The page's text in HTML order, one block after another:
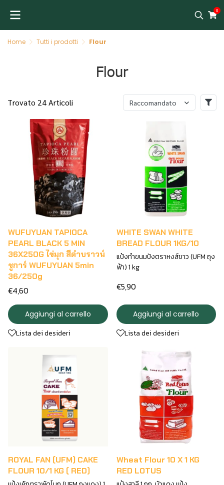
0
Home Tutti i prodotti Flour
Flour
Trovato 24 Articoli Raccomandato
WUFUYUAN TAPIOCA
PEARL BLACK 5 MIN
36X250G ไข่มุก สีดำบราวน์
ชูการ์ WUFUYUAN 5min
36/250g
€4,60
Aggiungi al carrello
Lista dei desideri
WHITE SWAN WHITE
BREAD FLOUR 1KG/10
แป้งทำขนมปังตราหงส์ขาว (UFM ถุง
ฟ้า) 1 kg
€5,90
Aggiungi al carrello
Lista dei desideri
ROYAL FAN (UFM) CAKE
FLOUR 10/1 KG ( RED)
Wheat Flour 10 X 1 KG
RED LOTUS